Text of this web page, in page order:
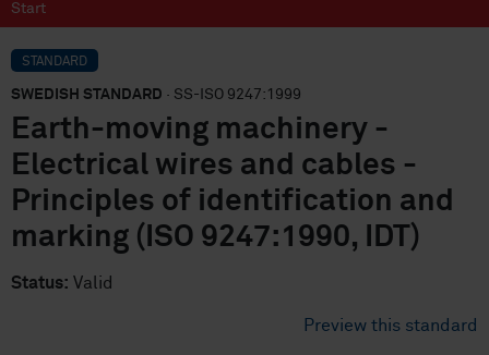
Start
STANDARD
SWEDISH STANDARD · SS-ISO 9247:1999
Earth-moving machinery -
Electrical wires and cables -
Principles of identification and
marking (ISO 9247:1990, IDT)
Status: Valid
Preview this standard